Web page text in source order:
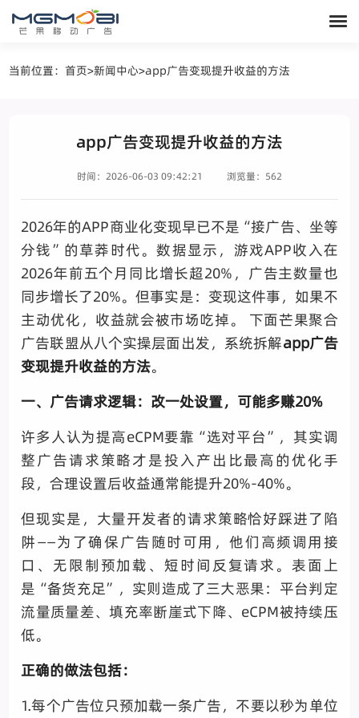
当前位置：首页>新闻中心>app广告变现提升收益的方法
app广告变现提升收益的方法
时间：2026-06-03 09:42:21 浏览量：562
2026年的APP商业化变现早已不是“接广告、坐等
分钱”的草莽时代。数据显示，游戏APP收入在
2026年前五个月同比增长超20%，广告主数量也
同步增长了20%。但事实是：变现这件事，如果不
主动优化，收益就会被市场吃掉。 下面芒果聚合
广告联盟从八个实操层面出发，系统拆解app广告
变现提升收益的方法。
一、广告请求逻辑：改一处设置，可能多赚20%
许多人认为提高eCPM要靠“选对平台”，其实调
整广告请求策略才是投入产出比最高的优化手
段，合理设置后收益通常能提升20%-40%。
但现实是，大量开发者的请求策略恰好踩进了陷
阱——为了确保广告随时可用，他们高频调用接
口、无限制预加载、短时间反复请求。表面上
是“备货充足”，实则造成了三大恶果：平台判定
流量质量差、填充率断崖式下降、eCPM被持续压
低。
正确的做法包括：
1.每个广告位只预加载一条广告，不要以秒为单位